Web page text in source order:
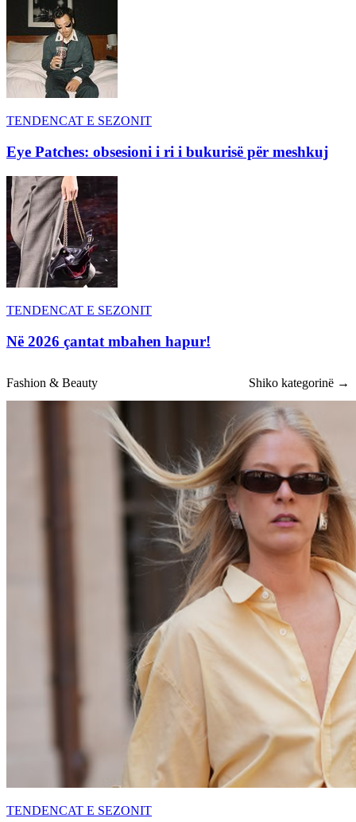
TENDENCAT E SEZONIT
Eye Patches: obsesioni i ri i bukurisë për meshkuj
TENDENCAT E SEZONIT
Në 2026 çantat mbahen hapur!
Fashion & Beauty Shiko kategorinë →
TENDENCAT E SEZONIT